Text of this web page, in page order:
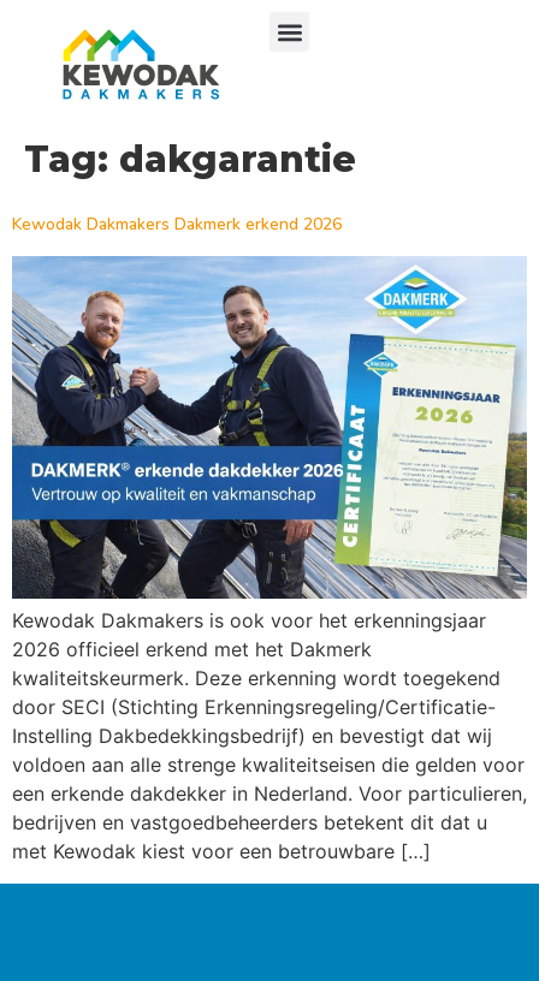
Tag: dakgarantie
Kewodak Dakmakers Dakmerk erkend 2026
Kewodak Dakmakers is ook voor het erkenningsjaar
2026 officieel erkend met het Dakmerk
kwaliteitskeurmerk. Deze erkenning wordt toegekend
door SECI (Stichting Erkenningsregeling/Certificatie-
Instelling Dakbedekkingsbedrijf) en bevestigt dat wij
voldoen aan alle strenge kwaliteitseisen die gelden voor
een erkende dakdekker in Nederland. Voor particulieren,
bedrijven en vastgoedbeheerders betekent dit dat u
met Kewodak kiest voor een betrouwbare […]